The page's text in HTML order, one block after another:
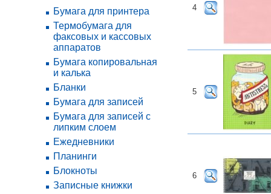
Бумага для принтера
Термобумага для
факсовых и кассовых
аппаратов
Бумага копировальная
и калька
Бланки
Бумага для записей
Бумага для записей с
липким слоем
Ежедневники
Планинги
Блокноты
Записные книжки
4
5
6